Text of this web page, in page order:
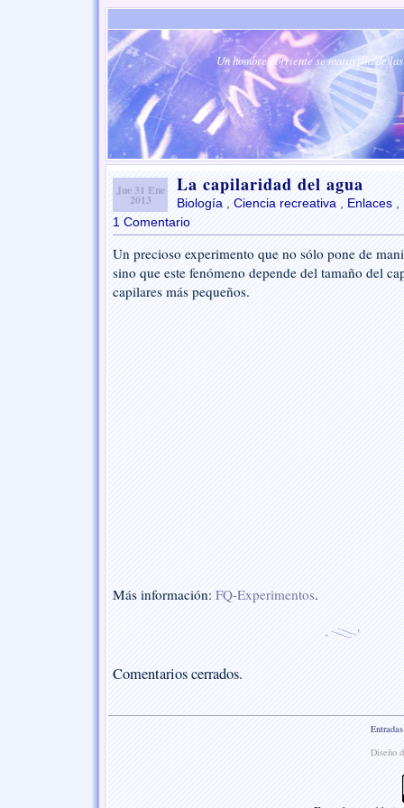
Un hombre corriente se maravilla de
Jue 31 Ene
2013
La capilaridad del agua
Biología , Ciencia recreativa , Enlaces ,
1 Comentario
Un precioso experimento que no sólo pone de
sino que este fenómeno depende del tamaño del
capilares más pequeños.
Más información: FQ-Experimentos.
Comentarios cerrados.
Diseño